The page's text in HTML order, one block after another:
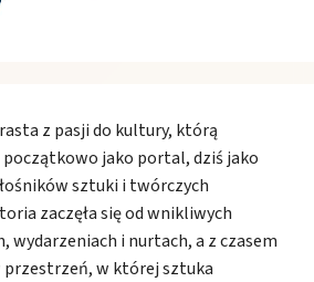
z pasji do kultury, którą
jako portal, dziś jako
sztuki i twórczych
zaczęła się od wnikliwych
wydarzeniach i nurtach, a z czasem
przestrzeń, w której sztuka